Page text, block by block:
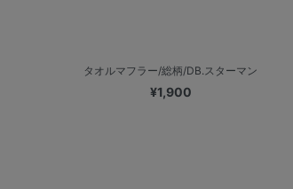
タオルマフラー/総柄/DB.スターマン
¥1,900